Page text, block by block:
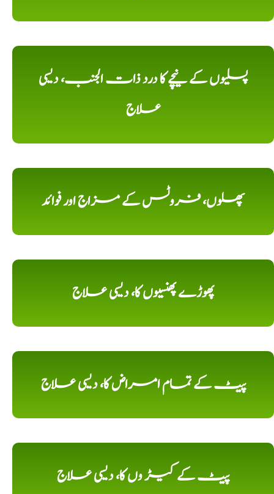
پسلیوں کے نیچے کا درد ذات الجنب، دیسی
علاج
پھلوں، فروٹس کے مزاج اور فوائد
پھوڑے پھنسیوں کا، دیسی علاج
پیٹ کے تمام امراض کا، دیسی علاج
پیٹ کے کیڑ وں کا، دیسی علاج